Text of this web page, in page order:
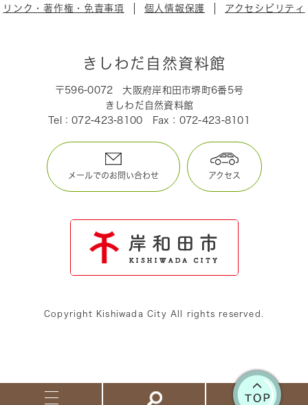
リンク・著作権・免責事項 個人情報保護 アクセシビリティ
きしわだ自然資料館
〒596-0072
大阪府岸和田市堺町6番5号
きしわだ自然資料館
Tel：072-423-8100
Fax：072-423-8101
メールでのお問い合わせ アクセス
Copyright Kishiwada City All rights reserved.